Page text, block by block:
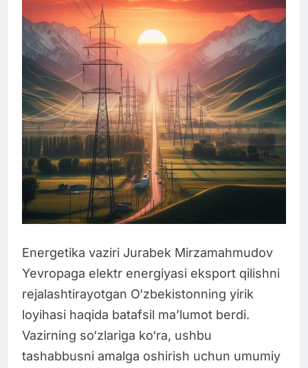
Energetika vaziri Jurabek Mirzamahmudov
Yevropaga elektr energiyasi eksport qilishni
rejalashtirayotgan O‘zbekistonning yirik
loyihasi haqida batafsil ma’lumot berdi.
Vazirning so‘zlariga ko‘ra, ushbu
tashabbusni amalga oshirish uchun umumiy